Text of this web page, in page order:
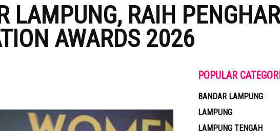
LAMPUNG, RAIH
AWARDS 2026
POPULAR
BANDAR LAMPUNG
LAMPUNG
LAMPUNG TENGAH